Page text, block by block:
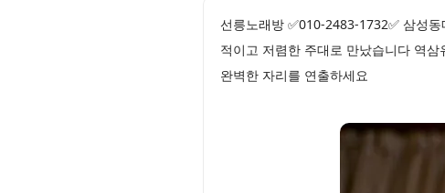
선릉노래방 ✅010-2483-1732✅ 삼성
적이고 저렴한 주대로 만났습니다 역
완벽한 자리를 연출하세요